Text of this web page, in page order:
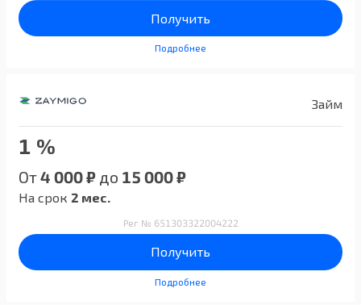
Получить
Подробнее
Займ
1 %
От4 000 ₽ до 15 000 ₽
На срок 2 мес.
Рег № 651303322004222
Получить
Подробнее